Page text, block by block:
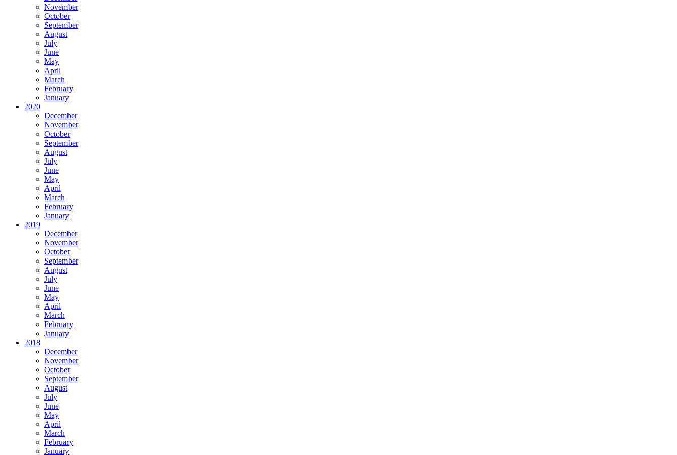
November
October
September
August
July
June
May
April
March
February
January
2020
December
November
October
September
August
July
June
May
April
March
February
January
2019
December
November
October
September
August
July
June
May
April
March
February
January
2018
December
November
October
September
August
July
June
May
April
March
February
January